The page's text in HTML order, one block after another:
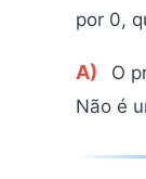
por 0,
A) O
Não é